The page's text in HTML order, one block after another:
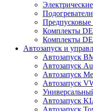
Предпусковые
Комплекты
Комплекты
Автозапуск и
Автозапуск
Автозапуск
Автозапуск
Автозапуск
Автозапуск
Автозапуск